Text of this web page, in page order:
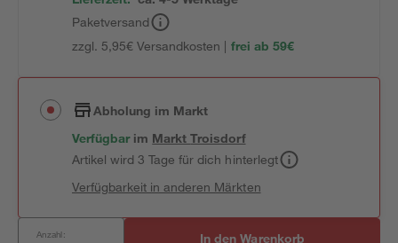
Paketversand
zzgl. 5,95€ Versandkosten | frei ab 59€
Abholung im Markt
Verfügbar im MarktTroisdorf
Artikel wird 3 Tage für dich hinterlegt
Verfügbarkeit in anderen Märkten
Anzahl: In den Warenkorb